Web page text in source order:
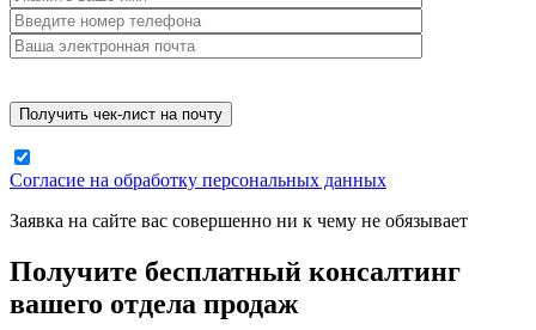
Согласие на обработку персональных данных
Заявка на сайте вас совершенно ни к чему не обязывает
Получите бесплатный консалтинг
вашего отдела продаж